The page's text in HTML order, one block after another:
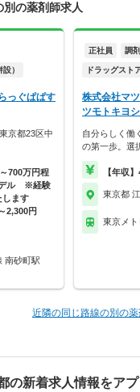
の薬剤師求人
）
っぐぱぱす
京都23区中
700万円程
デル ※経験
します
2,300円
南砂町駅
正社員 調
ドラッグスト
株式会社マ
ツモトキヨ
自分らしく働
の第一歩。選
【年収
東京都
東京メ
近隣の同じ路線の別の
の新着求人情報をア